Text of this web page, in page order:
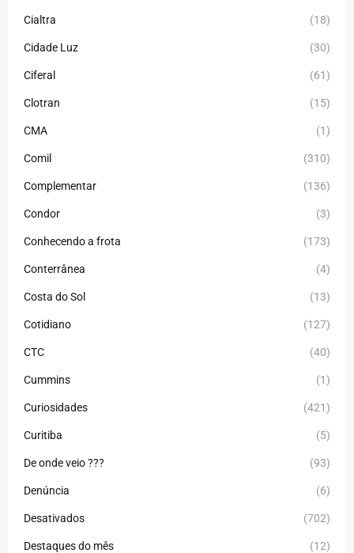
Cialtra (18)
Cidade Luz (30)
Ciferal (61)
Clotran (15)
CMA (1)
Comil (310)
Complementar (136)
Condor (3)
Conhecendo a frota (173)
Conterrânea (4)
Costa do Sol (13)
Cotidiano (127)
CTC (40)
Cummins (1)
Curiosidades (421)
Curitiba (5)
De onde veio ??? (93)
Denúncia (6)
Desativados (702)
Destaques do mês (12)